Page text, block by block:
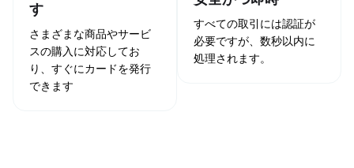
す
さまざまな商品やサービ
スの購入に対応してお
り、すぐにカードを発行
できます
すべての取引には認証が
必要ですが、数秒以内に
処理されます。